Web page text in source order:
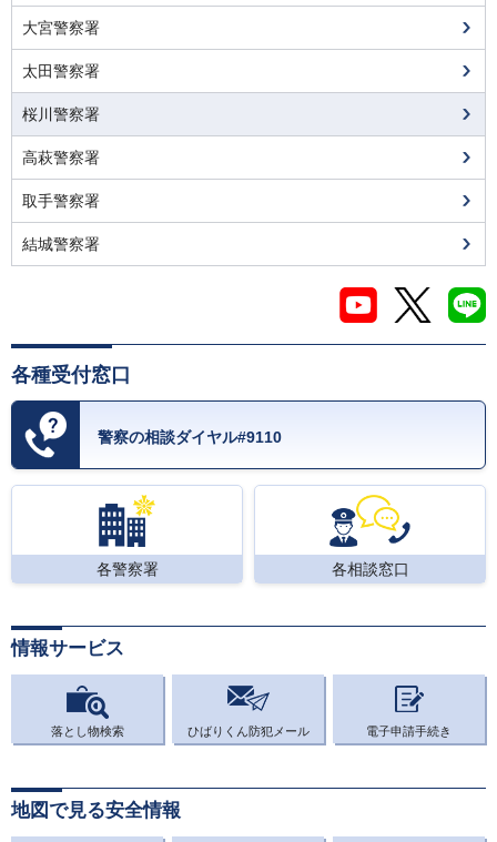
大宮警察署
太田警察署
桜川警察署
高萩警察署
取手警察署
結城警察署
各種受付窓口
警察の相談ダイヤル#9110
各警察署 各相談窓口
情報サービス
落とし物検索 ひばりくん防犯メール 電子申請手続き
地図で見る安全情報